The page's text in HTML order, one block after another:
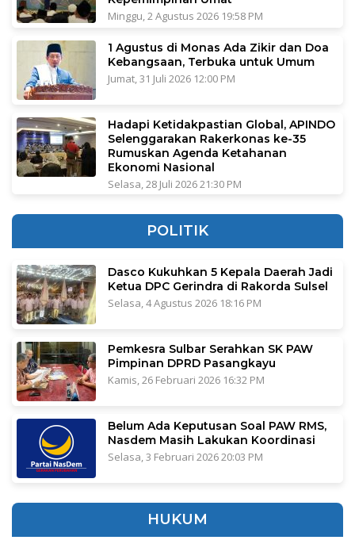
Minggu, 2 Agustus 2026 19:58 PM
1 Agustus di Monas Ada Zikir dan Doa
Kebangsaan, Terbuka untuk Umum
Jumat, 31 Juli 2026 12:00 PM
Hadapi Ketidakpastian Global, APINDO
Selenggarakan Rakerkonas ke-35
Rumuskan Agenda Ketahanan
Ekonomi Nasional
Selasa, 28 Juli 2026 21:30 PM
POLITIK
Dasco Kukuhkan 5 Kepala Daerah Jadi
Ketua DPC Gerindra di Rakorda Sulsel
Selasa, 4 Agustus 2026 18:16 PM
Pemkesra Sulbar Serahkan SK PAW
Pimpinan DPRD Pasangkayu
Kamis, 26 Februari 2026 16:32 PM
Belum Ada Keputusan Soal PAW RMS,
Nasdem Masih Lakukan Koordinasi
Selasa, 3 Februari 2026 20:03 PM
HUKUM